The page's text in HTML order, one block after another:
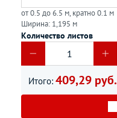
от 0.5 до 6.5 м, кратно 0.1 м
Ширина: 1,195 м
Количество листов
Итого: 409,29 руб.